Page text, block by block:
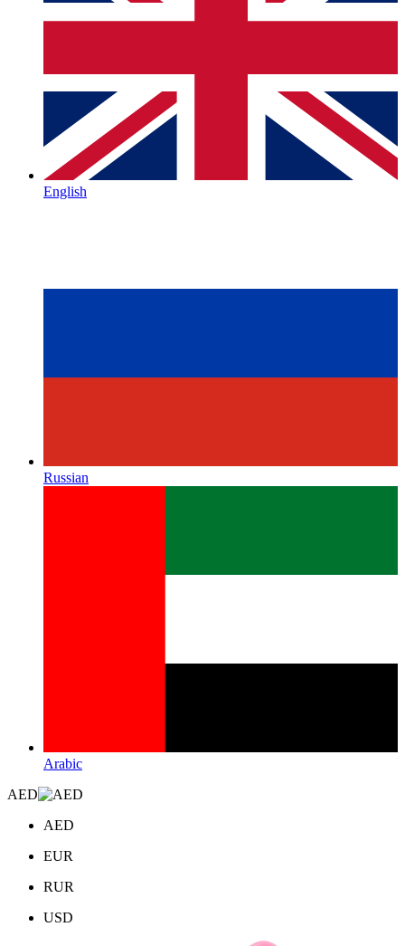
English
Russian
Arabic
AED
AED
EUR
RUR
USD